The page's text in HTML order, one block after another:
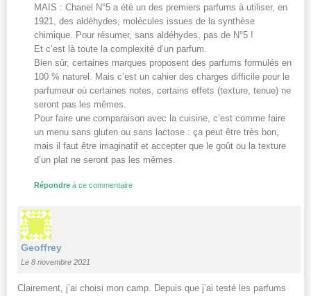
MAIS : Chanel N°5 a été un des premiers parfums à utiliser, en
1921, des aldéhydes, molécules issues de la synthèse
chimique. Pour résumer, sans aldéhydes, pas de N°5 !
Et c’est là toute la complexité d’un parfum.
Bien sûr, certaines marques proposent des parfums formulés en
100 % naturel. Mais c’est un cahier des charges difficile pour le
parfumeur où certaines notes, certains effets (texture, tenue) ne
seront pas les mêmes.
Pour faire une comparaison avec la cuisine, c’est comme faire
un menu sans gluten ou sans lactose : ça peut être très bon,
mais il faut être imaginatif et accepter que le goût ou la texture
d’un plat ne seront pas les mêmes.
Répondre à ce commentaire
Geoffrey
Le 8 novembre 2021
Clairement, j’ai choisi mon camp. Depuis que j’ai testé les parfums